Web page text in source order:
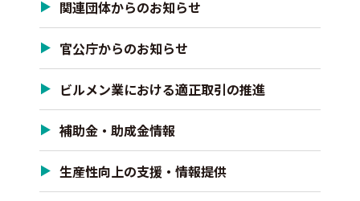
関連団体からのお知らせ
官公庁からのお知らせ
ビルメン業における適正取引の推進
補助金・助成金情報
生産性向上の支援・情報提供